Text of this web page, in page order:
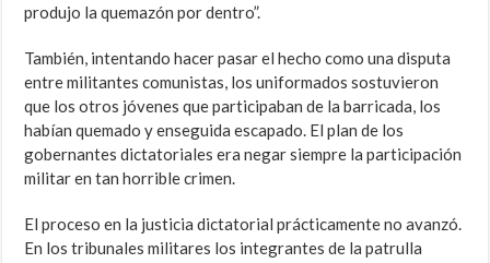
produjo la quemazón por dentro”.
También, intentando hacer pasar el hecho como una disputa
entre militantes comunistas, los uniformados sostuvieron
que los otros jóvenes que participaban de la barricada, los
habían quemado y enseguida escapado. El plan de los
gobernantes dictatoriales era negar siempre la participación
militar en tan horrible crimen.
El proceso en la justicia dictatorial prácticamente no avanzó.
En los tribunales militares los integrantes de la patrulla